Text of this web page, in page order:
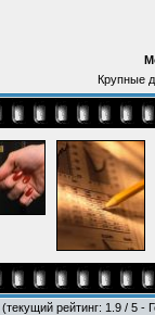
Крупные
(текущий рейтинг: 1.9 / 5 -